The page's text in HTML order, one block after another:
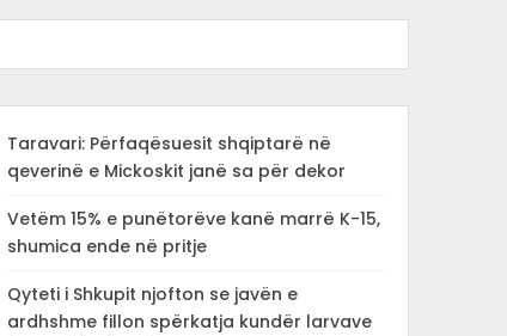
Taravari: Përfaqësuesit shqiptarë në
qeverinë e Mickoskit janë sa për dekor
Vetëm 15% e punëtorëve kanë marrë K-15,
shumica ende në pritje
Qyteti i Shkupit njofton se javën e
ardhshme fillon spërkatja kundër larvave